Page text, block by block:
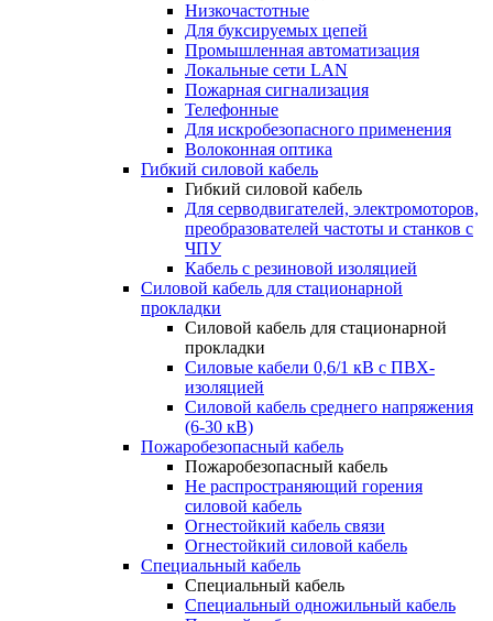
Низкочастотные
Для буксируемых цепей
Промышленная автоматизация
Локальные сети LAN
Пожарная сигнализация
Телефонные
Для искробезопасного применения
Волоконная оптика
Гибкий силовой кабель
Гибкий силовой кабель
Для серводвигателей, электромоторов,
преобразователей частоты и станков с
ЧПУ
Кабель с резиновой изоляцией
Силовой кабель для стационарной
прокладки
Силовой кабель для стационарной
прокладки
Силовые кабели 0,6/1 кВ с ПВХ-
изоляцией
Силовой кабель среднего напряжения
(6-30 кВ)
Пожаробезопасный кабель
Пожаробезопасный кабель
Не распространяющий горения
силовой кабель
Огнестойкий кабель связи
Огнестойкий силовой кабель
Специальный кабель
Специальный кабель
Специальный одножильный кабель